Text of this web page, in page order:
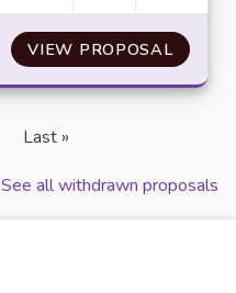
VIEW PROPOSAL
Last »
See all withdrawn proposals